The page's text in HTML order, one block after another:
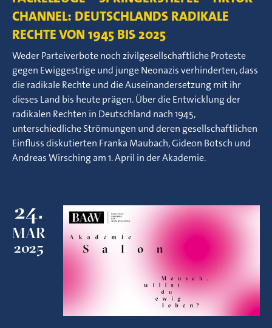
CHANNEL: DEUTSCHLANDS RADIKALE
RECHTE VON 1945 BIS 2025
Weder Parteiverbote noch zivilgesellschaftliche Proteste
gegen Ewiggestrige und junge Neonazis verhinderten, dass
die radikale Rechte und die Auseinandersetzung mit ihr
dieses Land bis heute prägen. Über die Entwicklung der
radikalen Rechten in Deutschland nach 1945,
unterschiedliche Strömungen und deren gesellschaftlichen
Einfluss diskutierten Franka Maubach, Gideon Botsch und
Andreas Wirsching am 1. April in der Akademie.
24.
MAR
2025